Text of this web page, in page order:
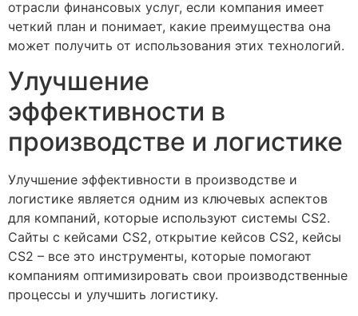
отрасли финансовых услуг, если компания имеет
четкий план и понимает, какие преимущества она
может получить от использования этих технологий.
Улучшение
эффективности в
производстве и логистике
Улучшение эффективности в производстве и
логистике является одним из ключевых аспектов
для компаний, которые используют системы CS2.
Сайты с кейсами CS2, открытие кейсов CS2, кейсы
CS2 – все это инструменты, которые помогают
компаниям оптимизировать свои производственные
процессы и улучшить логистику.